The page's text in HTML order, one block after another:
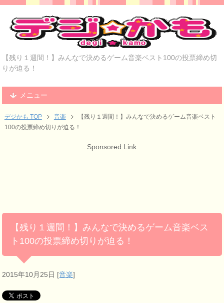
【残り１週間！】みんなで決めるゲーム音楽ベスト100の投票締め切
りが迫る！
メニュー
デジかも TOP 音楽
【残り１週間！】みんなで決めるゲーム音楽ベスト
100の投票締め切りが迫る！
Sponsored Link
【残り１週間！】みんなで決めるゲーム音楽ベス
ト100の投票締め切りが迫る！
2015年10月25日 [音楽]